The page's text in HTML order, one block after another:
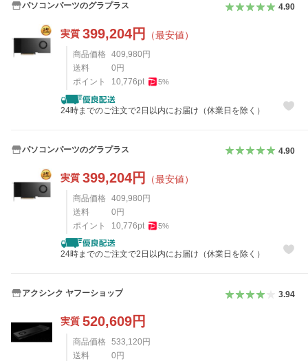
パソコンパーツのグラプラス 4.90
実質 399,204円 （最安値）
商品価格 409,980 円
送料
0 円
ポイント
10,776pt 5%
24時までのご注文で2日以内にお届け（休業日を除く）
パソコンパーツのグラプラス 4.90
実質 399,204円 （最安値）
商品価格 409,980円
送料
0円
ポイント
10,776pt 5%
24時までのご注文で2日以内にお届け（休業日を除く）
アクシンク ヤフーショップ 3.94
実質 520,609円
商品価格 533,120 円
送料
0 円